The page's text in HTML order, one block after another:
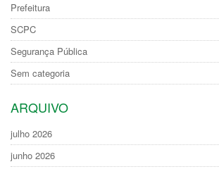
Prefeitura
SCPC
Segurança Pública
Sem categoria
ARQUIVO
julho 2026
junho 2026